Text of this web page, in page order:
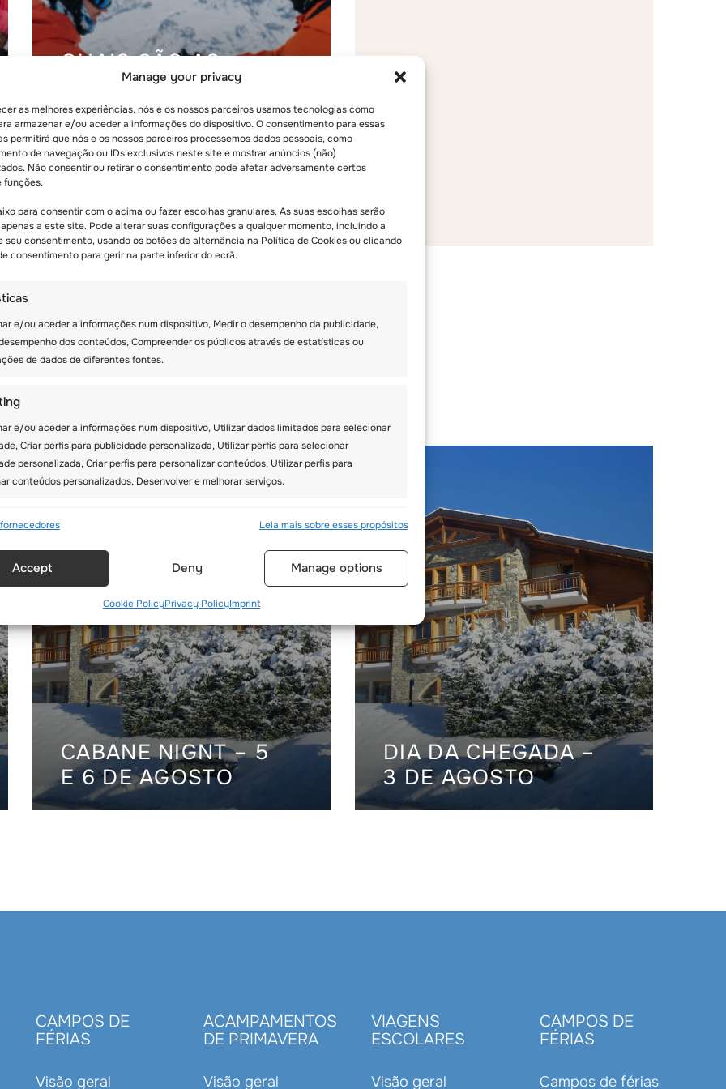
Manage your privacy
as melhores experiências, nós e os nossos parceiros usamos tecnologias como
armazenar e/ou aceder a informações do dispositivo. O consentimento para essas
permitirá que nós e os nossos parceiros processemos dados pessoais, como
de navegação ou IDs exclusivos neste site e mostrar anúncios (não)
Não consentir ou retirar o consentimento pode afetar adversamente certos
funções.
para consentir com o acima ou fazer escolhas granulares. As suas escolhas serão
a este site. Pode alterar suas configurações a qualquer momento, incluindo a
seu consentimento, usando os botões de alternância na Política de Cookies ou clicando
consentimento para gerir na parte inferior do ecrã.
e/ou aceder a informações num dispositivo, Medir o desempenho da publicidade,
dos conteúdos, Compreender os públicos através de estatísticas ou
de dados de diferentes fontes.
e/ou aceder a informações num dispositivo, Utilizar dados limitados para selecionar
Criar perfis para publicidade personalizada, Utilizar perfis para selecionar
personalizada, Criar perfis para personalizar conteúdos, Utilizar perfis para
conteúdos personalizados, Desenvolver e melhorar serviços.
Sempre ativo
e combinar dados de outras fontes de dados, Ligar
diferentes, Identificar dispositivos com base em informações
automaticamente.
dados de geolocalização precisos, Identificar dispositivos com base
solicitadas ativamente.
a segurança, evitar e detectar a fraude, e corrigir erros,
e apresentar publicidade e conteúdos, Guardar e
opções de privacidade.
Sempre ativo
fornecedores Leia mais sobre esses propósitos
Accept Deny Manage options
Cookie PolicyPrivacy PolicyImprint
QUAIS SÃO AS
OPÇÕES DE
DURAÇÃO E
HORÁRIO DO
ACAMPAMENTO DE
SUÍÇA?
CABANE NIGNT – 5
E 6 DE AGOSTO
DIA DA CHEGADA –
3 DE AGOSTO
CAMPOS DE
FÉRIAS
Visão geral
ACAMPAMENTOS
DE PRIMAVERA
Visão geral
VIAGENS
ESCOLARES
Visão geral
CAMPOS DE
FÉRIAS
Campos de férias